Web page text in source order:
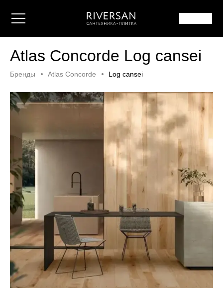
Atlas Concorde Log cansei
Бренды Atlas Concorde Log cansei